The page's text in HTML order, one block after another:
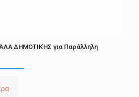
ΔΗΜΟΤΙΚΉΣ για Παράλληλη